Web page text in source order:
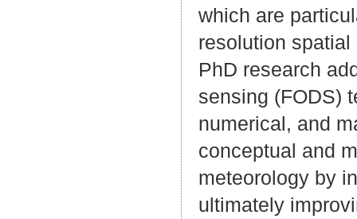
which are
resolution
PhD research
sensing (FODS)
numerical, and
conceptual and
meteorology by
ultimately